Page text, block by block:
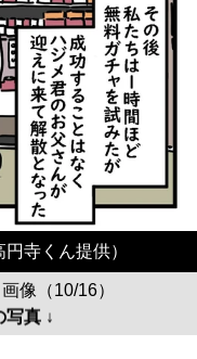
寺くん提供）
像（10/16）
写真 ↓